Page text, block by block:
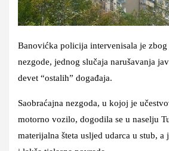
Banovićka policija intervenisala je zbog
nezgode, jednog slučaja narušavanja
devet “ostalih” događaja.
Saobraćajna nezgoda, u kojoj je
motorno vozilo, dogodila se u naselju
materijalna šteta usljed udarca u stub,